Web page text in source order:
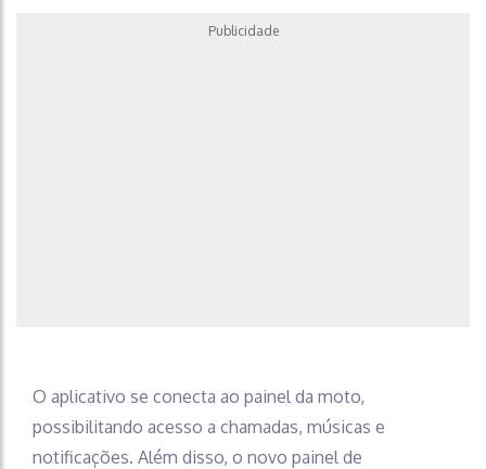
Publicidade
O aplicativo se conecta ao painel da moto,
possibilitando acesso a chamadas, músicas e
notificações. Além disso, o novo painel de